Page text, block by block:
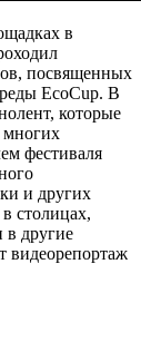
в
посвященных
EcoCup. В
которые
многих
фестиваля
и других
столицах,
в другие
видеорепортаж